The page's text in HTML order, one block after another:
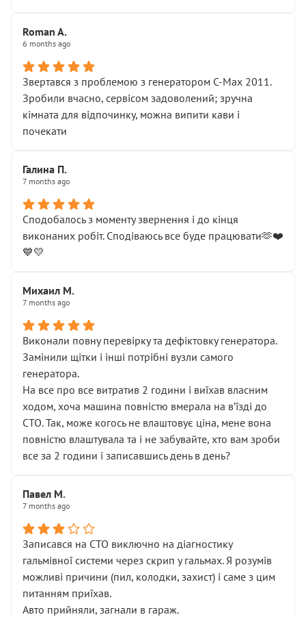
Roman A.
6 months ago
Звертався з проблемою з генератором C-Max 2011.
Зробили вчасно, сервісом задоволений; зручна
кімната для відпочинку, можна випити кави і
почекати
Галина П.
7 months ago
Сподобалось з моменту звернення і до кінця
виконаних робіт. Сподіваюсь все буде працювати🫶❤️
💙💛
Михаил М.
7 months ago
Виконали повну перевірку та дефіктовку генератора.
Замінили щітки і інші потрібні вузли самого
генератора.
На все про все витратив 2 години і виїхав власним
ходом, хоча машина повністю вмерала на вʼїзді до
СТО. Так, може когось не влаштовує ціна, мене вона
повністю влаштувала та і не забувайте, хто вам зроби
все за 2 години і записавшись день в день?
Павел М.
7 months ago
Записався на СТО виключно на діагностику
гальмівної системи через скрип у гальмах. Я розумів
можливі причини (пил, колодки, захист) і саме з цим
питанням приїхав.
Авто прийняли, загнали в гараж.